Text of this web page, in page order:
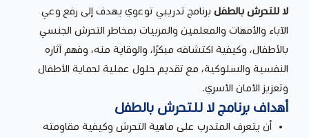
لا للتحرش بالطفل برنامج تدريبي توعوي يهدف إلى رفع وعي
الآباء والأمهات والمعلمين والمربيات بمخاطر التحرش الجنسي
بالأطفال، وكيفية اكتشافه مبكرًا، والوقاية منه، وفهم آثاره
النفسية والسلوكية، مع تقديم حلول عملية لحماية الأطفال
وتعزيز الأمان الأسري.
أهداف برنامج لا للتحرش بالطفل
أن يتعرف المتدرب على ماهية التحرش وكيفية مقاومته